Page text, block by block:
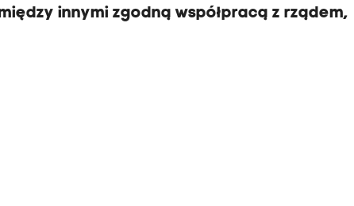
innymi zgodną współpracą z rządem,